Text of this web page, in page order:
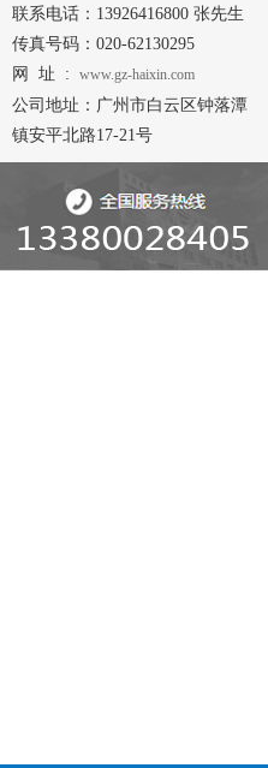
联系电话：13926416800 张先生
传真号码：020-62130295
网 址 : www.gz-haixin.com
公司地址：广州市白云区钟落潭
镇安平北路17-21号